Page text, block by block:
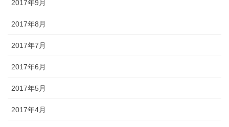
2017年9月
2017年8月
2017年7月
2017年6月
2017年5月
2017年4月